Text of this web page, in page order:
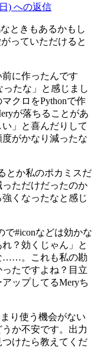
) への返信
ときもあるかもし
っていただけると
に作ったんです
たな」と感じまし
クロをPythonで作
が落ちることがあ
」と喜んだりして
がかなり減ったな
とか私のポカミスだ
ただけだったのか
くなったなと感じ
で#iconなどは効かな
？効くじゃん」と
……。これも私の勘
たですよね？目立
ップしてるMeryち
り使う機会がない
か不安です。出力
けたら教えてくだ